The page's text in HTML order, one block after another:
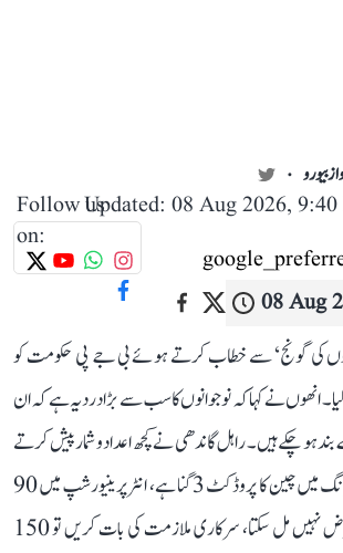
بیورو
Updated: 08 Aug 2026,
Follow us
on:
08 Aug
کی گونج‘ سے خطاب کرتے ہوئے بی جے پی حکومت کو
انھوں نے کہا کہ نوجوانوں کا سب سے بڑا درد یہ ہے کہ ان
چکے ہیں۔ راہل گاندھی نے کچھ اعداد و شمار پیش کرتے
ہوئے بتایا کہ ’’مینوفیکچرنگ میں چین کا پروڈکٹ 3 گنا ہے، انٹرپرینیورشپ میں 90
فیصد ایم ایس ایم ای کو قرض نہیں مل سکتا، سرکاری ملازمت کی بات کریں تو 150